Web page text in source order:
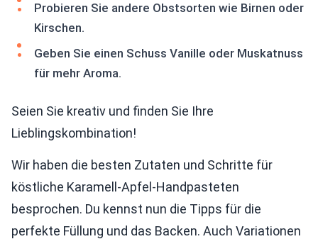
Probieren Sie andere Obstsorten wie Birnen oder
Kirschen.
Geben Sie einen Schuss Vanille oder Muskatnuss
für mehr Aroma.
Seien Sie kreativ und finden Sie Ihre
Lieblingskombination!
Wir haben die besten Zutaten und Schritte für
köstliche Karamell-Apfel-Handpasteten
besprochen. Du kennst nun die Tipps für die
perfekte Füllung und das Backen. Auch Variationen